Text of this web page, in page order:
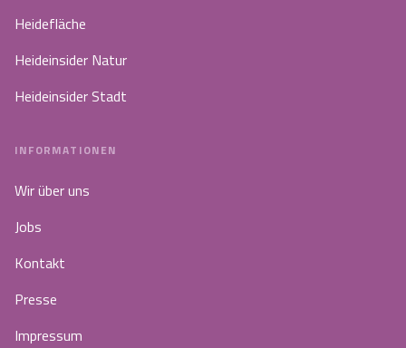
Heidefläche
Heideinsider Natur
Heideinsider Stadt
INFORMATIONEN
Wir über uns
Jobs
Kontakt
Presse
Impressum